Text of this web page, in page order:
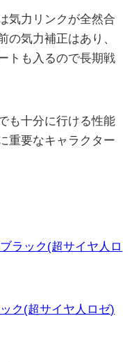
気力リンクが全然合
気力補正はあり、
トも入るので長期戦
も十分に行ける性能
重要なキャラクター
ラック(超サイヤ人ロ
ク(超サイヤ人ロゼ)